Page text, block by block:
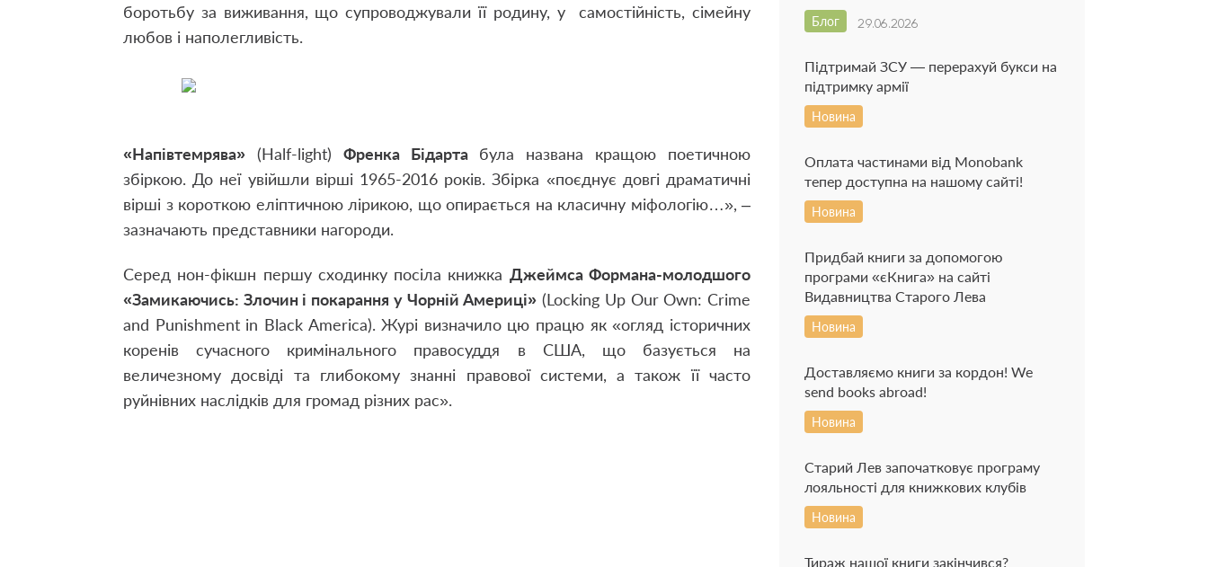
боротьбу за виживання, що супроводжували її родину, у самостійність, сімейну
любов і наполегливість.
«Напівтемрява» (Half-light) Френка Бідартабула названа кращою поетичною
збіркою. До неї увійшли вірші 1965-2016 років. Збірка «поєднує довгі драматичні
вірші з короткою еліптичною лірикою, що опирається на класичну міфологію…», –
зазначають представники нагороди.
Серед нон-фікшн першу сходинку посіла книжка Джеймса Формана-молодшого
«Замикаючись: Злочин і покарання у Чорній Америці» (Locking Up Our Own: Crime
and Punishment in Black America). Журі визначило цю працю як «огляд історичних
коренів сучасного кримінального правосуддя в США, що базується на
величезному досвіді та глибокому знанні правової системи, а також її часто
руйнівних наслідків для громад різних рас».
29.06.2026
Блог
Підтримай ЗСУ — перерахуй букси на
підтримку армії
Новина
Оплата частинами від Monobank
тепер доступна на нашому сайті!
Новина
Придбай книги за допомогою
програми «єКнига» на сайті
Видавництва Старого Лева
Новина
Доставляємо книги за кордон! We
send books abroad!
Новина
Старий Лев започатковує програму
лояльності для книжкових клубів
Новина
Тираж нашої книги закінчився?